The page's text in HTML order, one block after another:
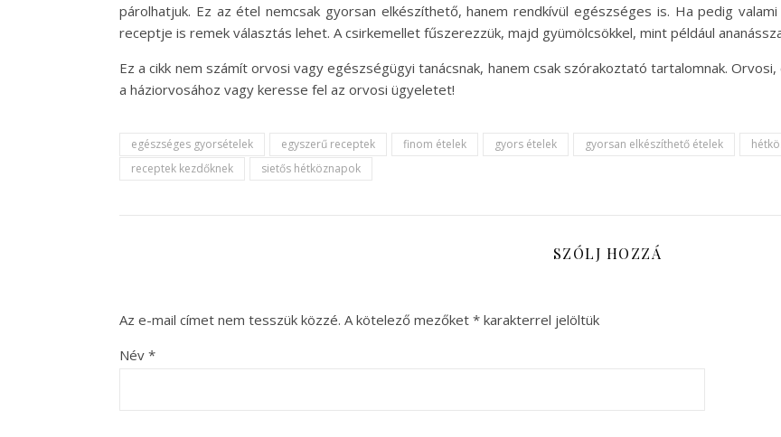
párolhatjuk. Ez az étel nemcsak gyorsan elkészíthető, hanem rendkívül egészséges is. Ha pedig
receptje is remek választás lehet. A csirkemellet fűszerezzük, majd gyümölcsökkel, mint például
Ez a cikk nem számít orvosi vagy egészségügyi tanácsnak, hanem csak szórakoztató tartalomnak.
a háziorvosához vagy keresse fel az orvosi ügyeletet!
egészséges gyorsételek egyszerű receptek finom ételek gyors ételek gyorsan elkészíthető ételek
receptek kezdőknek
sietős hétköznapok
SZÓLJ HOZZÁ
Az e-mail címet nem tesszük közzé. A kötelező mezőket * karakterrel jelöltük
Név *